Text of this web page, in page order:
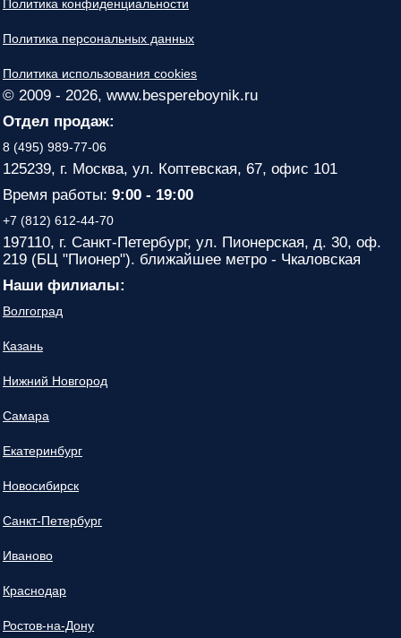
Политика конфиденциальности
Политика персональных данных
Политика использования cookies
© 2009 - 2026, www.bespereboynik.ru
Отдел продаж:
8 (495) 989-77-06
125239, г. Москва, ул. Коптевская, 67, офис 101
Время работы: 9:00 - 19:00
+7 (812) 612-44-70
197110, г. Санкт-Петербург, ул. Пионерская, д. 30, оф.
219 (БЦ "Пионер"). ближайшее метро - Чкаловская
Наши филиалы:
Волгоград
Казань
Нижний Новгород
Самара
Екатеринбург
Новосибирск
Санкт-Петербург
Иваново
Краснодар
Ростов-на-Дону